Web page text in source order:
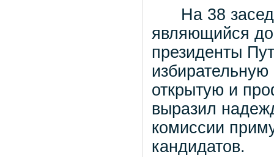
На 38
являющийся
президенты
открытую и
выразил
комиссии
кандидатов.